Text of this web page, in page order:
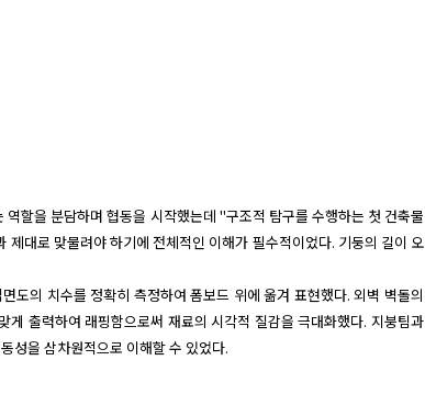
할을 분담하며 협동을 시작했는데 "구조적 탐구를 수행하는 첫 건축물
대로 맞물려야 하기에 전체적인 이해가 필수적이었다. 기둥의 길이 오
도의 치수를 정확히 측정하여 폼보드 위에 옮겨 표현했다. 외벽 벽돌의
출력하여 래핑함으로써 재료의 시각적 질감을 극대화했다. 지붕팀과
성을 삼차원적으로 이해할 수 있었다.